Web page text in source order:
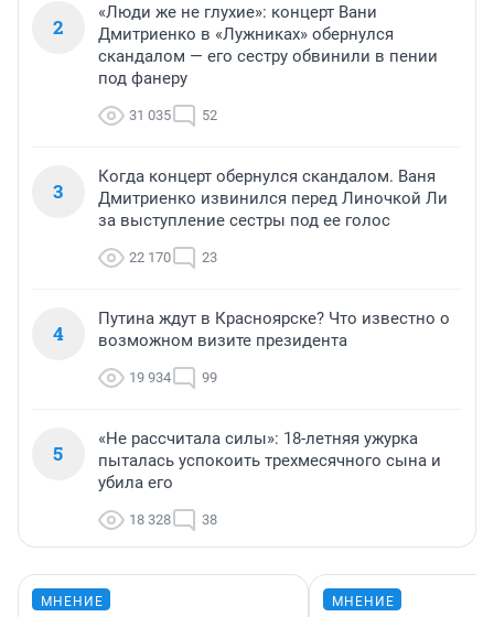
2
«Люди же не глухие»: концерт Вани
Дмитриенко в «Лужниках» обернулся
скандалом — его сестру обвинили в пении
под фанеру
31 035 52
3
Когда концерт обернулся скандалом. Ваня
Дмитриенко извинился перед Линочкой Ли
за выступление сестры под ее голос
22 170 23
4
Путина ждут в Красноярске? Что известно о
возможном визите президента
19 934 99
5
«Не рассчитала силы»: 18-летняя ужурка
пыталась успокоить трехмесячного сына и
убила его
18 328 38
МНЕНИЕ МНЕНИЕ